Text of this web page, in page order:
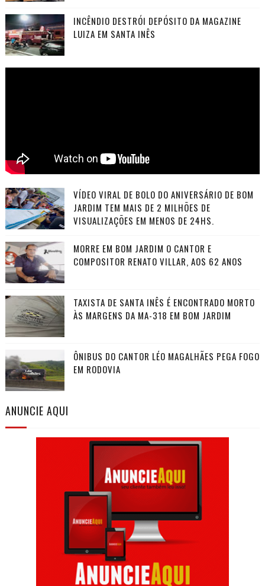
INCÊNDIO DESTRÓI DEPÓSITO DA MAGAZINE
LUIZA EM SANTA INÊS
VÍDEO VIRAL DE BOLO DO ANIVERSÁRIO DE BOM
JARDIM TEM MAIS DE 2 MILHÕES DE
VISUALIZAÇÕES EM MENOS DE 24HS.
MORRE EM BOM JARDIM O CANTOR E
COMPOSITOR RENATO VILLAR, AOS 62 ANOS
TAXISTA DE SANTA INÊS É ENCONTRADO MORTO
ÀS MARGENS DA MA-318 EM BOM JARDIM
ÔNIBUS DO CANTOR LÉO MAGALHÃES PEGA FOGO
EM RODOVIA
ANUNCIE AQUI